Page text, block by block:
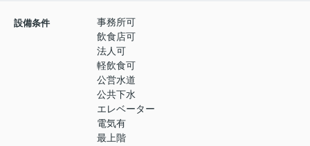
設備条件
事務所可
飲食店可
法人可
軽飲食可
公営水道
公共下水
エレベーター
電気有
最上階